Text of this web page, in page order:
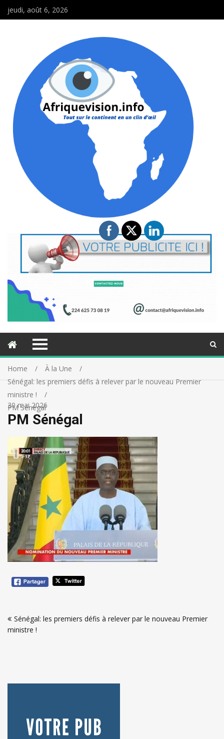
jeudi, août 6, 2026
Home
À la Une
Sénégal: les premiers défis à relever par le nouveau Premier
ministre !
PM Sénégal
30 mai 2026
PM Sénégal
deSénégal: les premiers défis à relever par le nouveau Premier
ministre !